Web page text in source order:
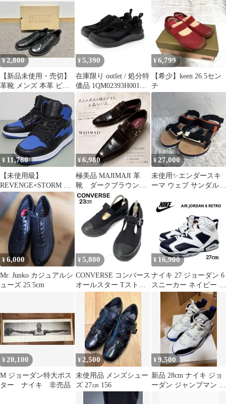
ィ7E MJ
ズ ローカット mj-rs-fch
黒 ブラック 3 23.5㎝位
¥2,800
【新品未使用・売切】
革靴 メンズ 本革 ビジ
ネス・カジュアルシュ
ーズ 25cm
¥ 5,390
在庫限り outlet / 処分特
価品 1QM02393H001
FILA MELVIS MJ Black
/ Black / Black
¥6,799
【希少】keen 26.5セン
チ
¥ 11,780
【未使用級】
REVENGE×STORM MJ-
HI ブルー US8 26cm
¥6,980
極美品 MAJIMAJI 革
靴 ダークブラウン
25cm ドレスシューズ
日本製
¥27,000
未使用✨エンダースキ
ーマ ウェブ サンダル
¥6,000
Mr. Junko カジュアルシ
ューズ 25.5cm
¥ 5,800
CONVERSE コンバース
オールスター Tストラ
ップ スリッポン
¥ 16,900
ナイキ 27 ジョーダン 6
スニーカー ネイビー オ
リンピック 紺 シューズ
¥ 20,100
M ジョーダン特大ポス
ター ナイキ 非売品
¥ 2,500
未使用品 メンズシュー
ズ 27㎝ 156
¥9,500
新品 28cm ナイキ ジョ
ーダン ジャンプマン ト